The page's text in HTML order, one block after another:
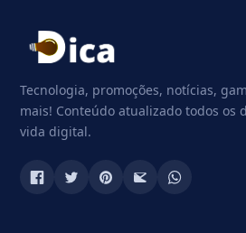
Tecnologia, promoções, notícias,
mais! Conteúdo atualizado todos os
vida digital.